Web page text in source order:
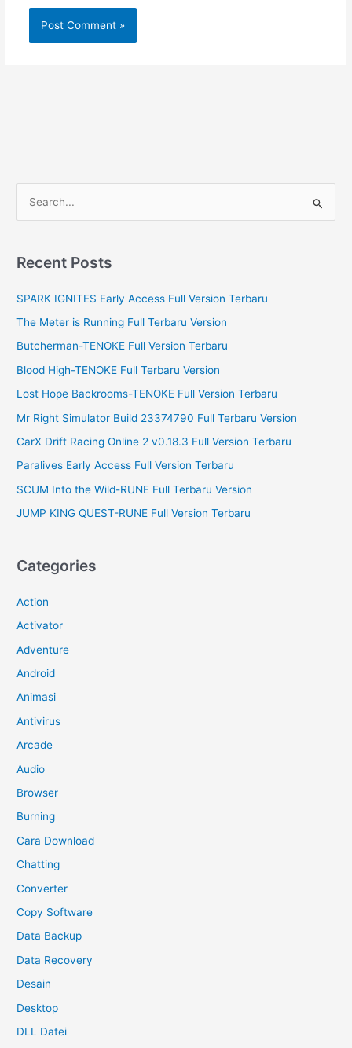
r
h
f
o
Recent Posts
SPARK IGNITES Early Access Full Version Terbaru
The Meter is Running Full Terbaru Version
Butcherman-TENOKE Full Version Terbaru
Blood High-TENOKE Full Terbaru Version
Lost Hope Backrooms-TENOKE Full Version Terbaru
Mr Right Simulator Build 23374790 Full Terbaru Version
CarX Drift Racing Online 2 v0.18.3 Full Version Terbaru
Paralives Early Access Full Version Terbaru
SCUM Into the Wild-RUNE Full Terbaru Version
JUMP KING QUEST-RUNE Full Version Terbaru
Categories
Action
Activator
Adventure
Android
Animasi
Antivirus
Arcade
Audio
Browser
Burning
Cara Download
Chatting
Converter
Copy Software
Data Backup
Data Recovery
Desain
Desktop
DLL Datei